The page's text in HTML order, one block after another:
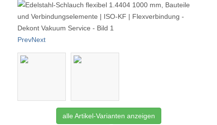
PrevNext
alle Artikel-Varianten anzeigen